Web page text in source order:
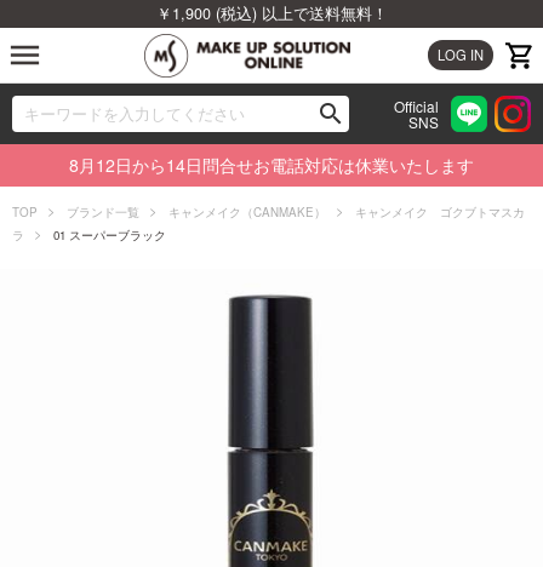
￥1,900 (税込) 以上で送料無料！
LOG IN
menu
search
00
Official
SNS
ブランドから探す
カテゴリから探す
ビューティジャーナルから探す
8月12日から14日問合せお電話対応は休業いたします
TOP ブランド一覧 キャンメイク（CANMAKE）
キャンメイク ゴクブトマスカ
ラ
01 スーパーブラック